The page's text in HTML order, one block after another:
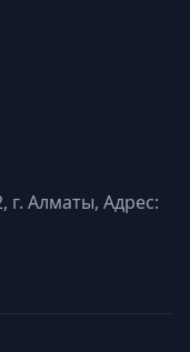
г. Алматы, Адрес: